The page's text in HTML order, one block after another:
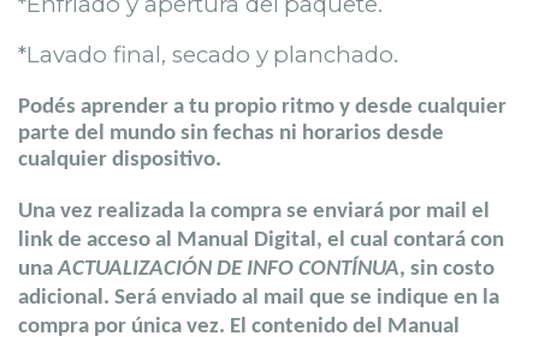
*Lavado final, secado y planchado.
Podés aprender a tu propio ritmo y desde cualquier
parte del mundo sin fechas ni horarios desde
cualquier dispositivo.
Una vez realizada la compra se enviará por mail el
link de acceso al Manual Digital, el cual contará con
unaACTUALIZACIÓN DE INFO CONTÍNUA, sin costo
adicional. Será enviado al mail que se indique en la
compra por única vez. El contenido del Manual